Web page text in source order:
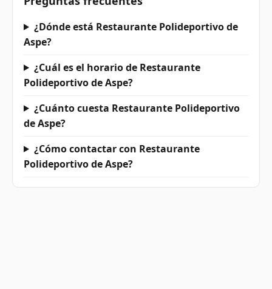
¿Dónde está Restaurante Polideportivo de
Aspe?
¿Cuál es el horario de Restaurante
Polideportivo de Aspe?
¿Cuánto cuesta Restaurante Polideportivo
de Aspe?
¿Cómo contactar con Restaurante
Polideportivo de Aspe?